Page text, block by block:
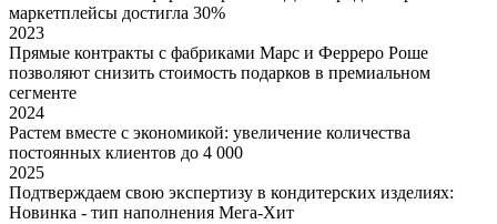
маркетплейсы достигла 30%
2023
Прямые контракты с фабриками Марс и Ферреро Роше
позволяют снизить стоимость подарков в премиальном
сегменте
2024
Растем вместе с экономикой: увеличение количества
постоянных клиентов до 4 000
2025
Подтверждаем свою экспертизу в кондитерских изделиях:
Новинка - тип наполнения Мега-Хит